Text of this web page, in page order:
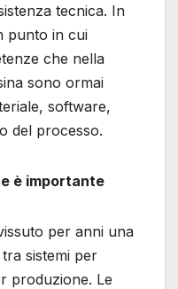
tecnica. In
punto in cui
che nella
sono ormai
software,
del processo.
è importante
per anni una
sistemi per
produzione. Le